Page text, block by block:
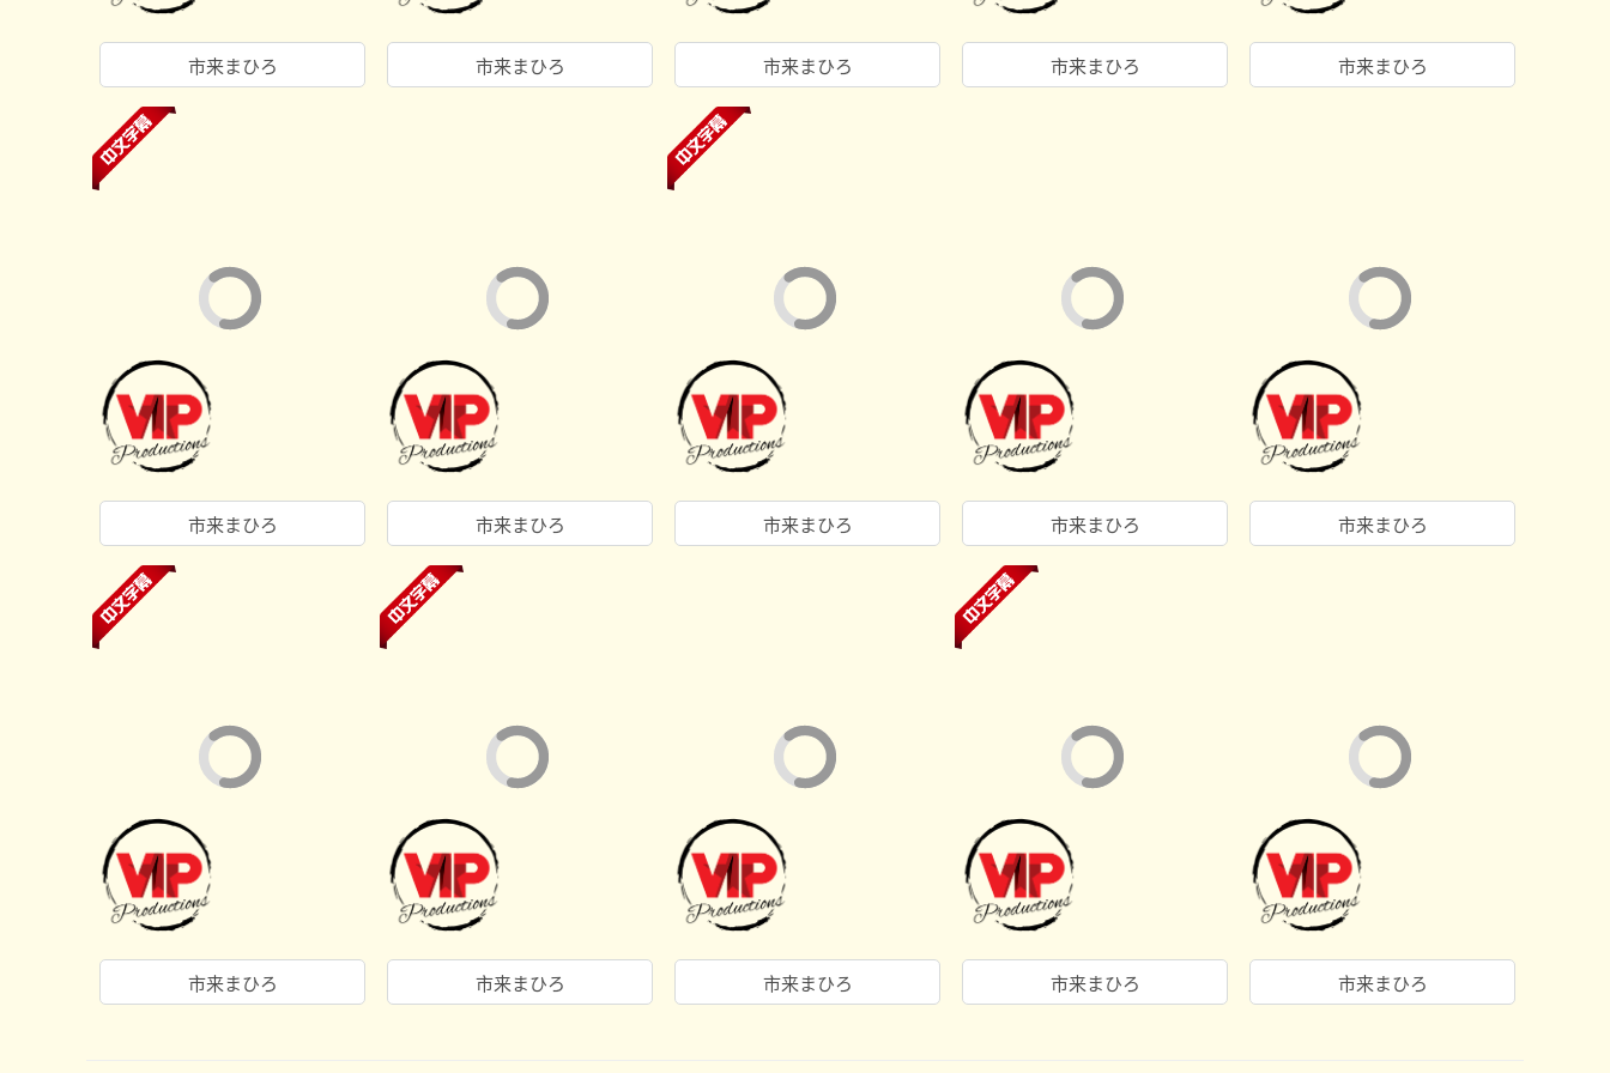
市来まひろ 市来まひろ 市来まひろ 市来まひろ 市来まひろ
市来まひろ 市来まひろ 市来まひろ 市来まひろ 市来まひろ
市来まひろ 市来まひろ 市来まひろ 市来まひろ 市来まひろ